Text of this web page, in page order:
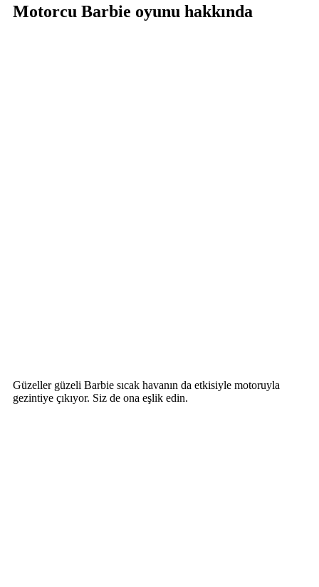
Motorcu Barbie oyunu hakkında
Güzeller güzeli Barbie sıcak havanın da etkisiyle motoruyla
gezintiye çıkıyor. Siz de ona eşlik edin.